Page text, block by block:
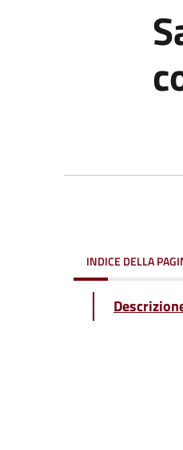
INDICE DELLA